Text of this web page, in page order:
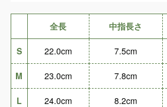
全長 中指長さ
S 22.0cm 7.5cm
M 23.0cm 7.8cm
L 24.0cm 8.2cm